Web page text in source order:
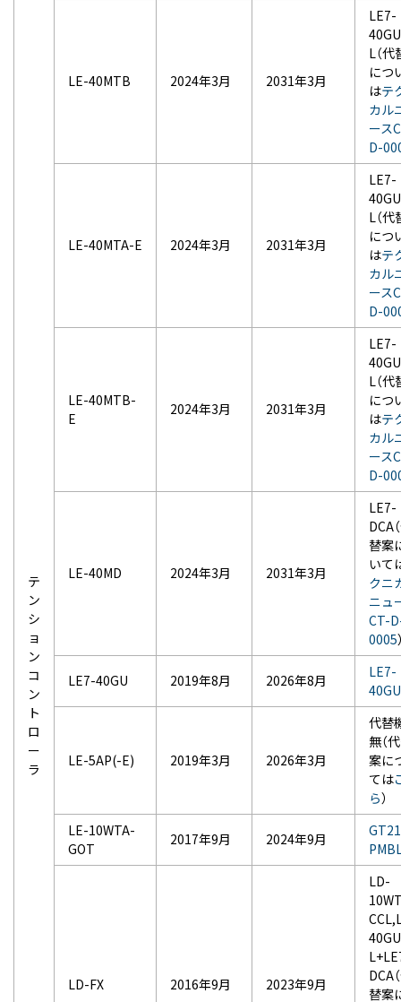
テ
ン
シ
ョ
ン
コ
ン
ト
ロ
ー
ラ
LE-40MTB 2024年3月 2031年3月
LE7-
L（
につ
はテ
カル
ース
D-
LE-40MTA-E 2024年3月 2031年3月
LE7-
L（
につ
はテ
カル
ース
D-
LE-40MTB-
E
2024年3月 2031年3月
LE7-
L（
につ
はテ
カル
ース
D-
LE-40MD 2024年3月 2031年3月
LE7-
DCA
替案
いて
クニ
ニュ
CT-
0005
LE7-40GU 2019年8月 2026年8月
LE7-
LE-5AP(-E) 2019年3月 2026年3月
代替
無（
案に
ては
ら）
LE-10WTA-
GOT
2017年9月 2024年9月
LD-FX 2016年9月 2023年9月
LD-
DCA
替案